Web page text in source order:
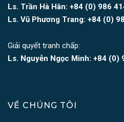
Ls. Trần Hà Hân: +84 (0) 986
Ls. Vũ Phương Trang: +84 (0)
Giải quyết tranh chấp:
Ls. Nguyễn Ngọc Minh: +84 (0)
VỀ CHÚNG TÔI